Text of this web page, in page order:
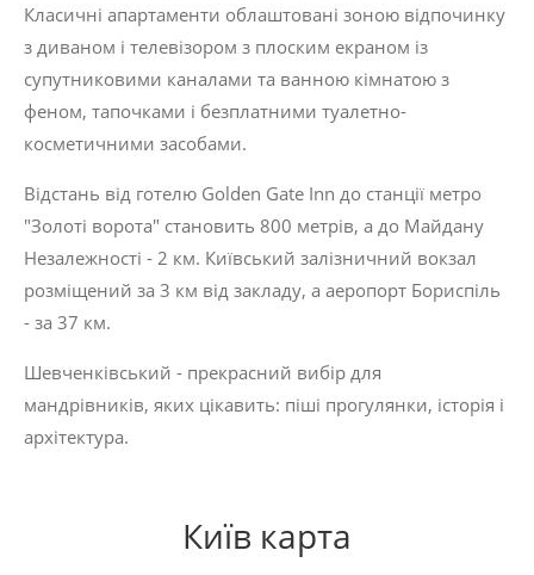
Класичні апартаменти облаштовані зоною відпочинку
з диваном і телевізором з плоским екраном із
супутниковими каналами та ванною кімнатою з
феном, тапочками і безплатними туалетно-
косметичними засобами.
Відстань від готелю Golden Gate Inn до станції метро
"Золоті ворота" становить 800 метрів, а до Майдану
Незалежності - 2 км. Київський залізничний вокзал
розміщений за 3 км від закладу, а аеропорт Бориспіль
- за 37 км.
Шевченківський - прекрасний вибір для
мандрівників, яких цікавить: піші прогулянки, історія і
архітектура.
Київ карта